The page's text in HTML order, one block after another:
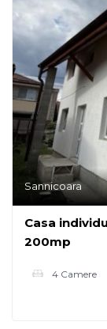
Sannicoara
Casa
200mp
4 Camere